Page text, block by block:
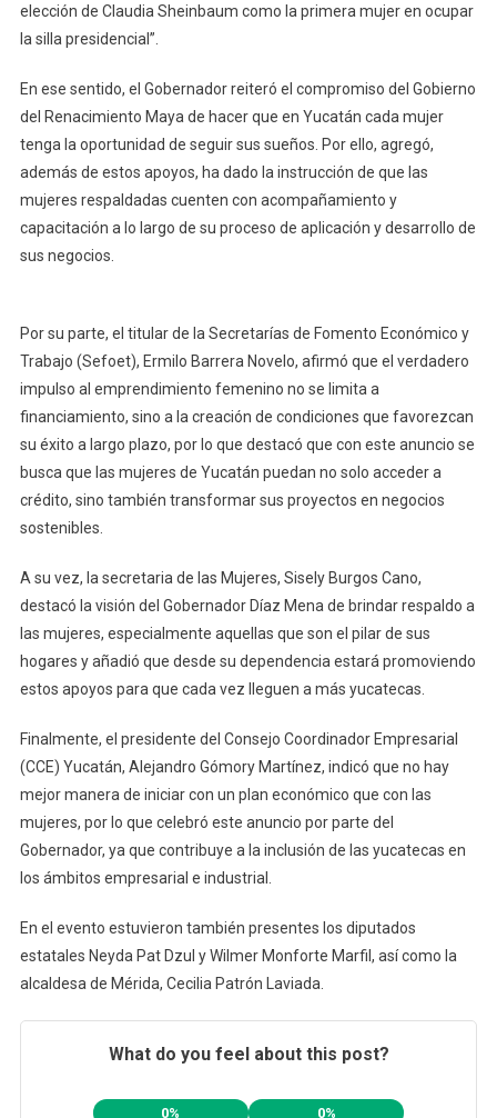
elección de Claudia Sheinbaum como la primera mujer en ocupar
la silla presidencial”.
En ese sentido, el Gobernador reiteró el compromiso del Gobierno
del Renacimiento Maya de hacer que en Yucatán cada mujer
tenga la oportunidad de seguir sus sueños. Por ello, agregó,
además de estos apoyos, ha dado la instrucción de que las
mujeres respaldadas cuenten con acompañamiento y
capacitación a lo largo de su proceso de aplicación y desarrollo de
sus negocios.
Por su parte, el titular de la Secretarías de Fomento Económico y
Trabajo (Sefoet), Ermilo Barrera Novelo, afirmó que el verdadero
impulso al emprendimiento femenino no se limita a
financiamiento, sino a la creación de condiciones que favorezcan
su éxito a largo plazo, por lo que destacó que con este anuncio se
busca que las mujeres de Yucatán puedan no solo acceder a
crédito, sino también transformar sus proyectos en negocios
sostenibles.
A su vez, la secretaria de las Mujeres, Sisely Burgos Cano,
destacó la visión del Gobernador Díaz Mena de brindar respaldo a
las mujeres, especialmente aquellas que son el pilar de sus
hogares y añadió que desde su dependencia estará promoviendo
estos apoyos para que cada vez lleguen a más yucatecas.
Finalmente, el presidente del Consejo Coordinador Empresarial
(CCE) Yucatán, Alejandro Gómory Martínez, indicó que no hay
mejor manera de iniciar con un plan económico que con las
mujeres, por lo que celebró este anuncio por parte del
Gobernador, ya que contribuye a la inclusión de las yucatecas en
los ámbitos empresarial e industrial.
En el evento estuvieron también presentes los diputados
estatales Neyda Pat Dzul y Wilmer Monforte Marfil, así como la
alcaldesa de Mérida, Cecilia Patrón Laviada.
What do you feel about this post?
0% 0%